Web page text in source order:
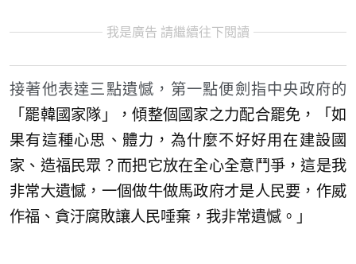
我是廣告 請繼續往下閱讀
接著他表達三點遺憾，第一點便劍指中央政府的
「罷韓國家隊」，傾整個國家之力配合罷免，「如
果有這種心思、體力，為什麼不好好用在建設國
家、造福民眾？而把它放在全心全意鬥爭，這是我
非常大遺憾，一個做牛做馬政府才是人民要，作威
作福、貪汙腐敗讓人民唾棄，我非常遺憾。」